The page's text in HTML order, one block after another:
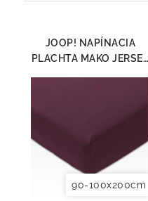
JOOP! NAPÍNACIA
PLACHTA MAKO JERSEY
90-100x200cm